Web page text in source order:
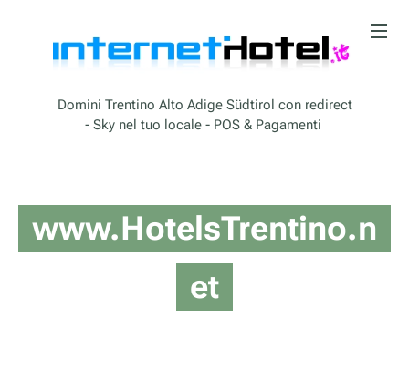
Domini Trentino Alto Adige Südtirol con redirect
- Sky nel tuo locale - POS & Pagamenti
www.HotelsTrentino.n
et